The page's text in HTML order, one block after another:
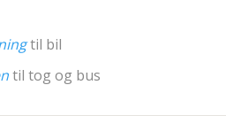
til bil
til tog og bus